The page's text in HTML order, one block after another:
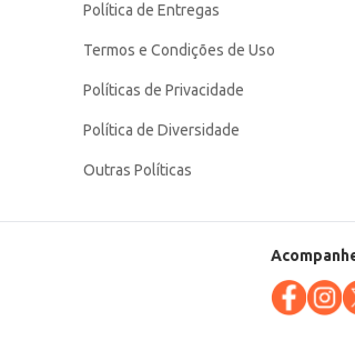
Política de Entregas
Termos e Condições de Uso
Políticas de Privacidade
Política de Diversidade
Outras Políticas